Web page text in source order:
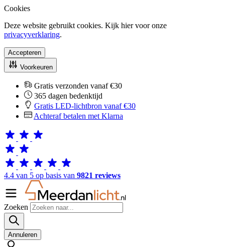
Cookies
Deze website gebruikt cookies. Kijk hier voor onze
privacyverklaring.
Accepteren
Voorkeuren
Gratis verzonden vanaf €30
365 dagen bedenktijd
Gratis LED-lichtbron vanaf €30
Achteraf betalen met Klarna
4.4 van 5 op basis van 9821 reviews
Zoeken
Annuleren